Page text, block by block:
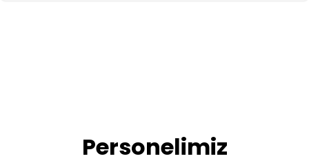
Personelimiz